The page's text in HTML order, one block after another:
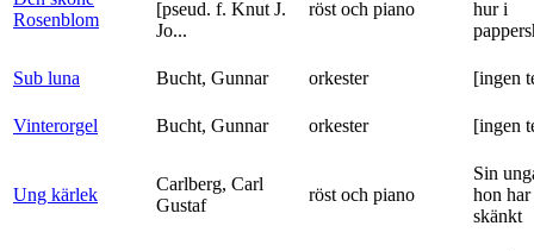
Rosenblom
[pseud. f. Knut J.
Jo...
röst och piano
hur i
Sub luna Bucht, Gunnar orkester [ingen
Vinterorgel Bucht, Gunnar orkester [ingen
Ung kärlek
Carlberg, Carl
Gustaf
röst och piano
Sin
hon
skänkt